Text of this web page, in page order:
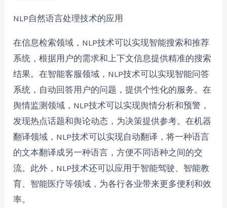
NLP自然语言处理技术的应用
在信息检索领域，NLP技术可以实现智能搜索和推荐
系统，根据用户的需求和上下文信息提供精准的搜索
结果。在智能客服领域，NLP技术可以实现智能问答
系统，自动回答用户的问题，提供个性化的服务。在
舆情监测领域，NLP技术可以实现舆情分析和预警，
发现热点话题和舆论动态，为决策提供参考。在机器
翻译领域，NLP技术可以实现自动翻译，将一种语言
的文本翻译成另一种语言，方便不同语种之间的交
流。此外，NLP技术还可以应用于智能驾驶、智能教
育、智能医疗等领域，为各行各业带来更多便利和效
率。